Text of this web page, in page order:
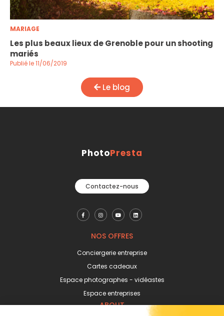
MARIAGE
Les plus beaux lieux de Grenoble pour un shooting
mariés
Publié le 11/06/2019
Le blog
PhotoPresta
Contactez-nous
NOS OFFRES
Conciergerie entreprise
Cartes cadeaux
Espace photographes - vidéastes
Espace entreprises
ABOUT